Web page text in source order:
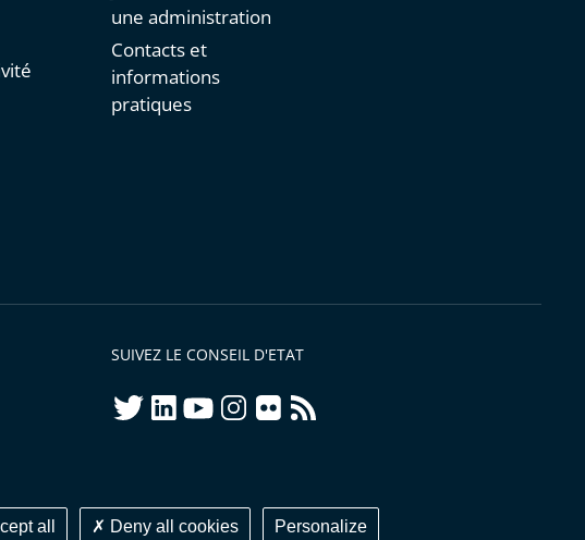
all Deny all cookies Personalize
une administration
Contacts et
informations
pratiques
SUIVEZ LE CONSEIL D'ETAT
twitterlinkedInyoutubeinstagram
flickrrss
: partiellement conforme